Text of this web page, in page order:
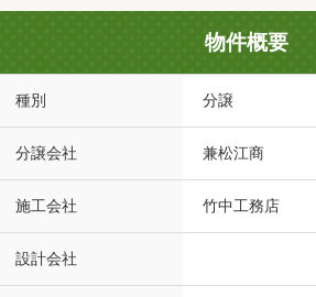
物件概要
種別 分譲
分譲会社 兼松江商
施工会社 竹中工務店
設計会社